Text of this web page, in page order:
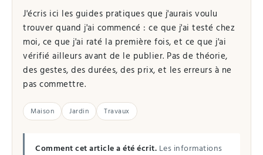
J'écris ici les guides pratiques que j'aurais voulu
trouver quand j'ai commencé : ce que j'ai testé chez
moi, ce que j'ai raté la première fois, et ce que j'ai
vérifié ailleurs avant de le publier. Pas de théorie,
des gestes, des durées, des prix, et les erreurs à ne
pas commettre.
Maison Jardin Travaux
Comment cet article a été écrit. Les informations